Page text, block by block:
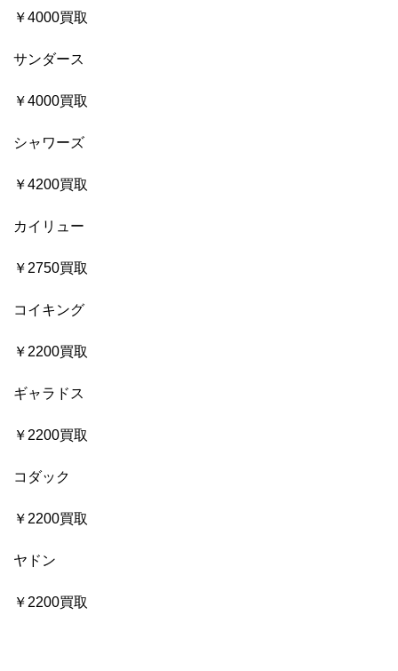
￥4000買取
サンダース
￥4000買取
シャワーズ
￥4200買取
カイリュー
￥2750買取
コイキング
￥2200買取
ギャラドス
￥2200買取
コダック
￥2200買取
ヤドン
￥2200買取